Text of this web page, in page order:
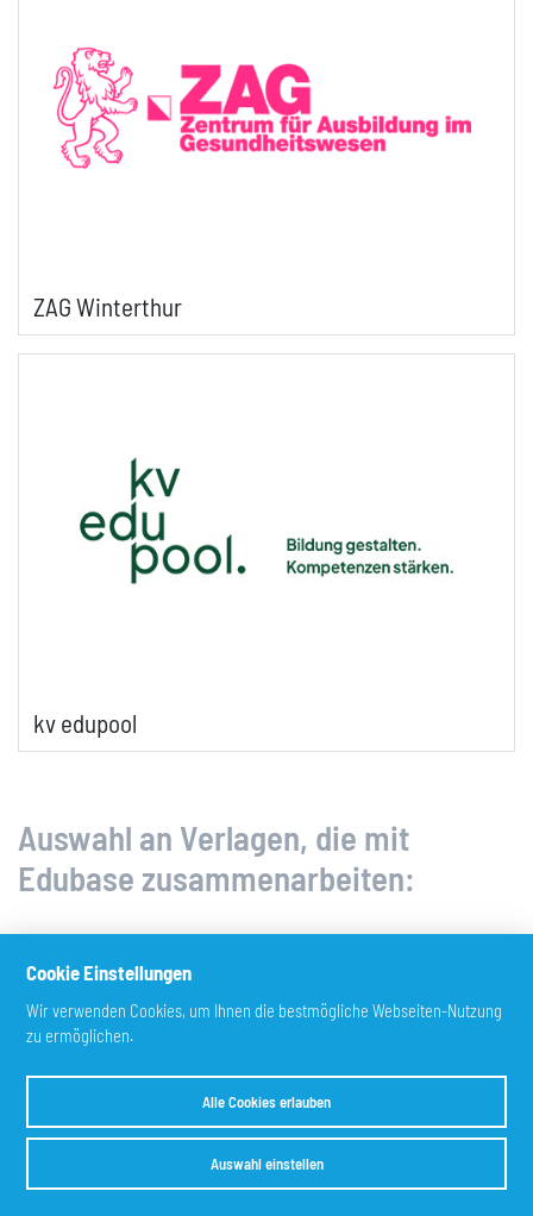
ZAG Winterthur
kv edupool
Auswahl an Verlagen, die mit
Edubase zusammenarbeiten:
Cookie Einstellungen
Wir verwenden Cookies, um Ihnen die bestmögliche Webseiten-Nutzung
zu ermöglichen.
Alle Cookies erlauben
Auswahl einstellen